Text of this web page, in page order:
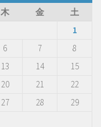
木 金
土
1
6 7
8
13 14
15
20 21
22
27 28
29